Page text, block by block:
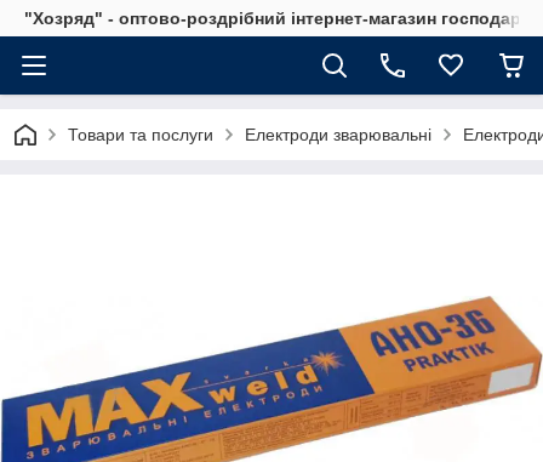
"Хозряд" - оптово-роздрібний інтернет-магазин
Товари та послуги Електроди зварювальні